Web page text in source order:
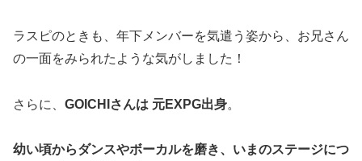
ラスピのときも、年下メンバーを気遣う姿から、お兄さん
の一面をみられたような気がしました！
さらに、 GOICHIさんは 元EXPG出身。
幼い頃からダンスやボーカルを磨き、いまのステージにつ